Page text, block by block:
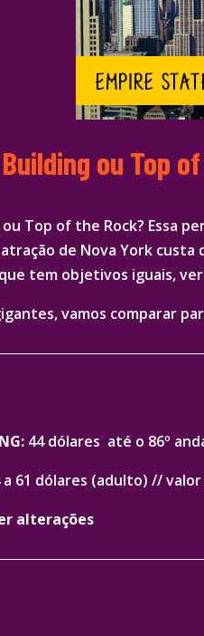
ou Top
Top of the Rock? Essa
atração de Nova York
tem objetivos iguais,
vamos comparar
44 dólares até o 86º
a 61 dólares (adulto) //
alterações